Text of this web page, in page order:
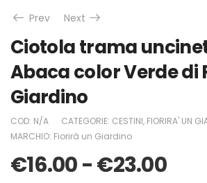
Prev
Next
Ciotola trama
Abaca color Verde di
Giardino
COD: N/A CATEGORIE: CESTINI, FIORIRA' UN
MARCHIO: Fiorirà un Giardino
€16.00-€23.00